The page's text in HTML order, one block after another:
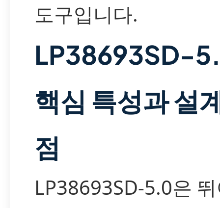
도구입니다.
LP38693SD-
핵심 특성과 설
점
LP38693SD-5.0은